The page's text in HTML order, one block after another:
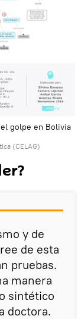
golpe en Bolivia
(CELAG)
y de
de esta
pruebas.
manera
sintético
doctora.